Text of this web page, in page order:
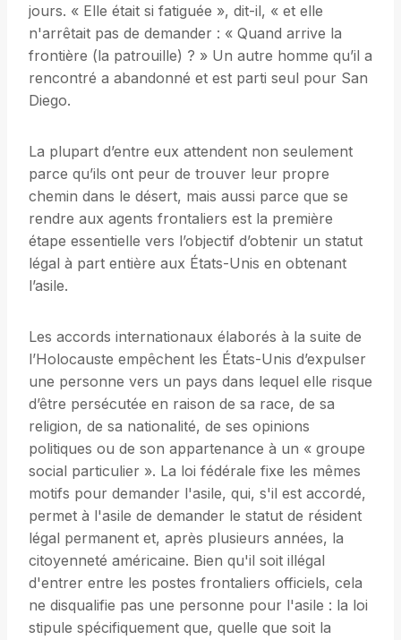
jours. « Elle était si fatiguée », dit-il, « et elle
n'arrêtait pas de demander : « Quand arrive la
frontière (la patrouille) ? » Un autre homme qu’il a
rencontré a abandonné et est parti seul pour San
Diego.
La plupart d’entre eux attendent non seulement
parce qu’ils ont peur de trouver leur propre
chemin dans le désert, mais aussi parce que se
rendre aux agents frontaliers est la première
étape essentielle vers l’objectif d’obtenir un statut
légal à part entière aux États-Unis en obtenant
l’asile.
Les accords internationaux élaborés à la suite de
l’Holocauste empêchent les États-Unis d’expulser
une personne vers un pays dans lequel elle risque
d’être persécutée en raison de sa race, de sa
religion, de sa nationalité, de ses opinions
politiques ou de son appartenance à un « groupe
social particulier ». La loi fédérale fixe les mêmes
motifs pour demander l'asile, qui, s'il est accordé,
permet à l'asile de demander le statut de résident
légal permanent et, après plusieurs années, la
citoyenneté américaine. Bien qu'il soit illégal
d'entrer entre les postes frontaliers officiels, cela
ne disqualifie pas une personne pour l'asile : la loi
stipule spécifiquement que, quelle que soit la